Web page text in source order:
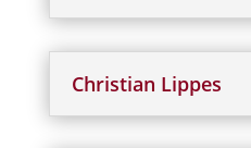
Christian Lippes